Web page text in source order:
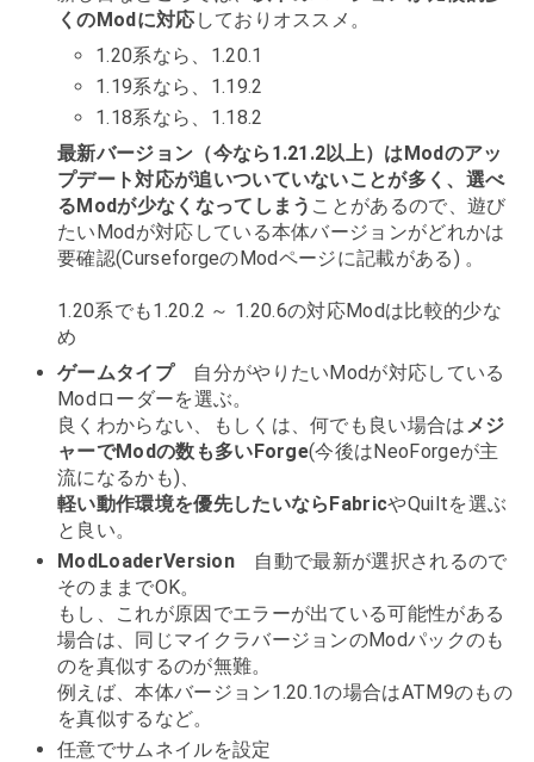
くのModに対応 しておりオススメ。
1.20系なら、1.20.1
1.19系なら、1.19.2
1.18系なら、1.18.2
最新バージョン（今なら1.21.2以上）はModのアッ
プデート対応が追いついていないことが多く、選べ
るModが少なくなってしまう ことがあるので、遊び
たいModが対応している本体バージョンがどれかは
要確認(CurseforgeのModページに記載がある) 。
1.20系でも1.20.2 ～ 1.20.6の対応Modは比較的少な
め
ゲームタイプ自分がやりたいModが対応している
Modローダーを選ぶ。
良くわからない、もしくは、何でも良い場合は メジ
ャーでModの数も多いForge(今後はNeoForgeが主
流になるかも)、
軽い動作環境を優先したいならFabricやQuiltを選ぶ
と良い。
ModLoaderVersion 自動で最新が選択されるので
そのままでOK。
もし、これが原因でエラーが出ている可能性がある
場合は、同じマイクラバージョンのModパックのも
のを真似するのが無難。
例えば、本体バージョン1.20.1の場合はATM9のもの
を真似するなど。
任意でサムネイルを設定